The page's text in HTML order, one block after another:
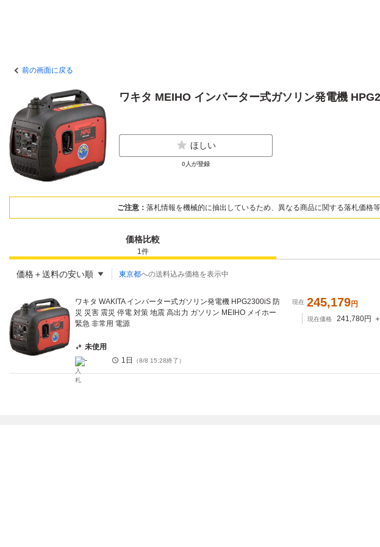
前の画面に戻る
ワキタ MEIHO インバーター式ガソリン発電機
ほしい
0 人が登録
ご注意： 落札情報を機械的に抽出しているため、異なる商品に関する落札価格
価格比較
1 件
価格＋送料の安い順 東京都への送料込み価格を表示中
ワキタ WAKITA インバーター式ガソリン発電機 HPG2300iS 防
災 災害 震災 停電 対策 地震 高出力 ガソリン MEIHO メイホー
緊急 非常用 電源
現在 245,179円
現在価格 241,780円
未使用
-
1日 （8/8 15:28終了）